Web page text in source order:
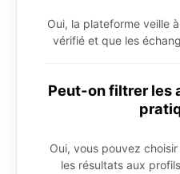
Oui, la plateforme veille
vérifié et que les
Peut-on filtrer les
Oui, vous pouvez
les résultats aux